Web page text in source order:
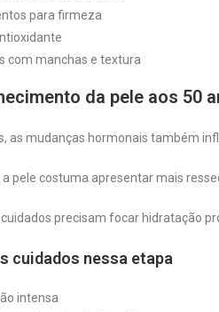
para firmeza
com manchas e textura
da pele aos 50
as mudanças hormonais também
pele costuma apresentar mais
cuidados precisam focar hidratação
cuidados nessa etapa
intensa